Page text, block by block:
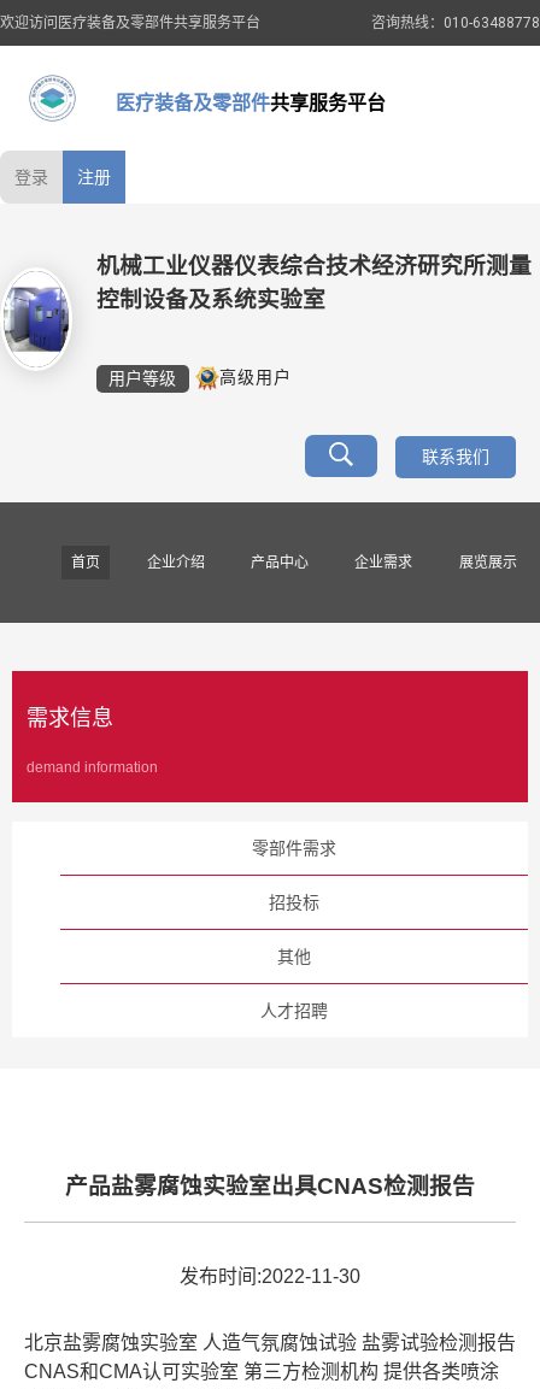
欢迎访问医疗装备及零部件共享服务平台 咨询热线：010-63488778
医疗装备及零部件共享服务平台
登录 注册
机械工业仪器仪表综合技术经济研究所测量
控制设备及系统实验室
用户等级 高级用户
联系我们
首页 企业介绍 产品中心 企业需求 展览展示
需求信息
demand information
零部件需求
招投标
其他
人才招聘
产品盐雾腐蚀实验室出具CNAS检测报告
发布时间:2022-11-30
北京盐雾腐蚀实验室 人造气氛腐蚀试验 盐雾试验检测报告
CNAS和CMA认可实验室 第三方检测机构 提供各类喷涂